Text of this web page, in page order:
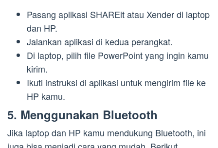
Pasang aplikasi SHAREit atau Xender di laptop
dan HP.
Jalankan aplikasi di kedua perangkat.
Di laptop, pilih file PowerPoint yang ingin kamu
kirim.
Ikuti instruksi di aplikasi untuk mengirim file ke
HP kamu.
5. Menggunakan Bluetooth
Jika laptop dan HP kamu mendukung Bluetooth, ini